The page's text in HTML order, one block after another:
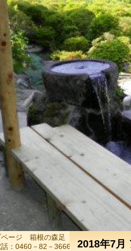
2018年7月
ページ 箱根の森足
：0460－82－3666